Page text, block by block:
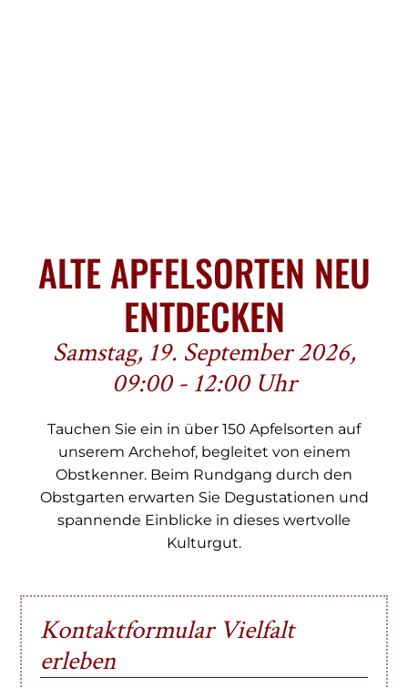
ALTE APFELSORTEN NEU
ENTDECKEN
Samstag, 19. September 2026,
09:00 - 12:00 Uhr
Tauchen Sie ein in über 150 Apfelsorten auf
unserem Archehof, begleitet von einem
Obstkenner. Beim Rundgang durch den
Obstgarten erwarten Sie Degustationen und
spannende Einblicke in dieses wertvolle
Kulturgut.
Kontaktformular Vielfalt
erleben